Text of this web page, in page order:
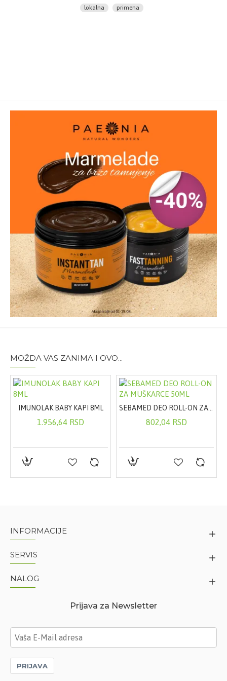
herba, urticae follium, thymi serpylli herba, myrthae
lokalna
primena
MOŽDA VAS ZANIMA I OVO...
IMUNOLAK BABY KAPI 8ML
1.956,64 RSD 802,04 RSD
INFORMACIJE
SERVIS
NALOG
Prijava za Newsletter
PRIJAVA